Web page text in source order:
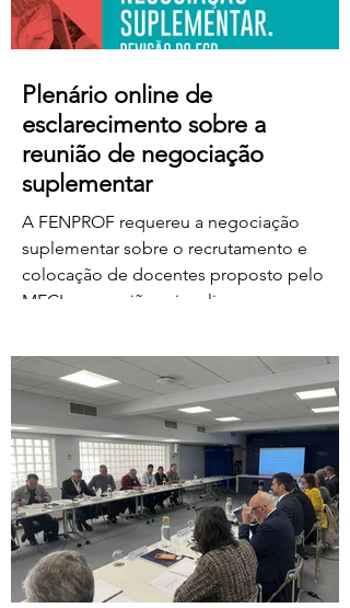
Plenário online de
esclarecimento sobre a
reunião de negociação
suplementar
A FENPROF requereu a negociação
suplementar sobre o recrutamento e
colocação de docentes proposto pelo
MECI e a reunião vai realizar-se na
17 horas. No dia seguinte, a FENPROF
realiza o habitual plenário online de
esclarecimento aos professores e
educadores. Para aceder ao plenário,
basta clicar no link a partir das 17 horas de
sexta-feira, dia 7 de agosto:
https://us06web.zoom.us/j/85736793433